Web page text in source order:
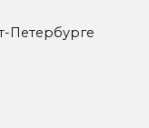
Петербурге